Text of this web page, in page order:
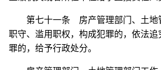
第七十一条 房产管理部门、土地
职守、滥用职权，构成犯罪的，依法
罪的，给予行政处分。